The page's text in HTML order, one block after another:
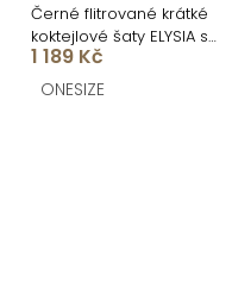
Černé flitrované krátké
koktejlové šaty ELYSIA s
kraťásky
1 189 Kč
ONESIZE